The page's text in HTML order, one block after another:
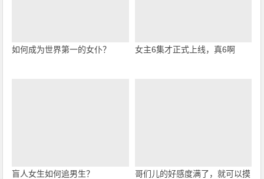
如何成为世界第一的女仆？ 女主6集才正式上线，真6啊
盲人女生如何追男生？
哥们儿的好感度满了，就可以摸